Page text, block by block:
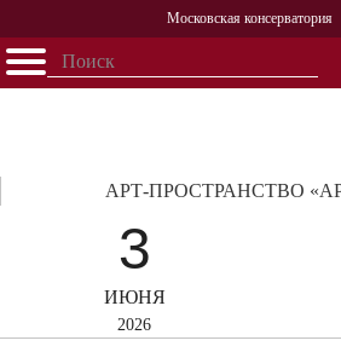
Московская консерватория
Открыть - закрыть
3
ИЮНЯ
2026
АРТ-ПРОСТРАНСТВО